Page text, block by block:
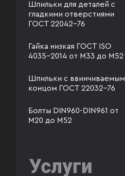
Шпильки для деталей с
гладкими отверстиями
ГОСТ 22042-76
Гайка низкая ГОСТ ISO
4035-2014 от М33 до М52
Шпильки с ввинчиваемым
концом ГОСТ 22032-76
Болты DIN960-DIN961 от
М20 до М52
Услуги